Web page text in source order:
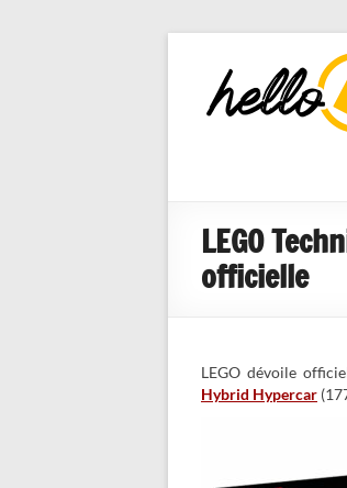
Blog LEGO,
nouveaut�s
LEGO
officielle
LEGO dévoile
Hybrid Hypercar